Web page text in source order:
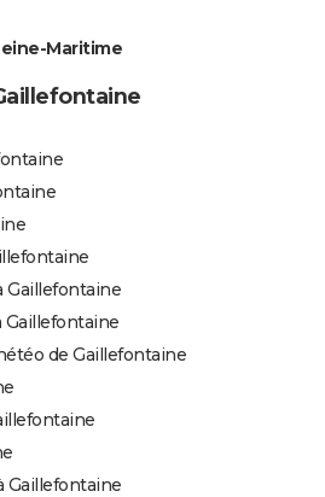
Maritime
Gaillefontaine
de Gaillefontaine
Gaillefontaine